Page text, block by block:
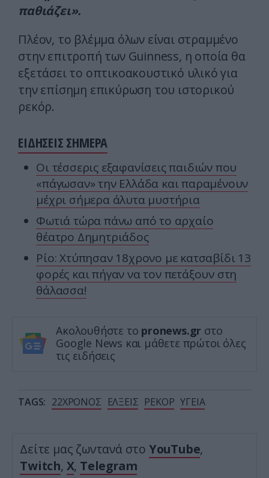
παθιάζει».
Πλέον, το βλέμμα όλων είναι στραμμένο
στην επιτροπή των Guinness, η οποία θα
εξετάσει το οπτικοακουστικό υλικό για
την επίσημη επικύρωση του ιστορικού
ρεκόρ.
ΕΙΔΗΣΕΙΣ ΣΗΜΕΡΑ
Οι τέσσερις εξαφανίσεις παιδιών που
«πάγωσαν» την Ελλάδα και παραμένουν
μέχρι σήμερα άλυτα μυστήρια
Φωτιά τώρα πάνω από το αρχαίο
θέατρο Δημητριάδος
Ρίο: Χτύπησαν 18χρονο με κατσαβίδι 13
φορές και πήγαν να τον πετάξουν στη
θάλασσα!
Ακολουθήστε το pronews.gr στο
Google News και μάθετε πρώτοι όλες
τις ειδήσεις
TAGS: 22ΧΡΟΝΟΣ ΕΛΞΕΙΣ ΡΕΚΟΡ ΥΓΕΙΑ
Δείτε μας ζωντανά στο YouTube,
Twitch, X, Telegram